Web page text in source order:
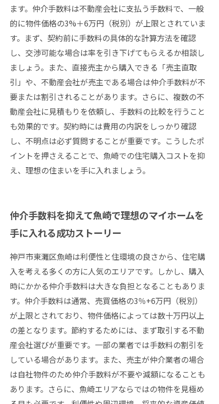
ます。仲介手数料は不動産会社に支払う手数料で、一般
的に物件価格の3%＋6万円（税別）が上限とされていま
す。まず、契約前に手数料の具体的な計算方法を確認
し、交渉可能な場合は率を引き下げてもらえるか相談し
ましょう。また、直接売主から購入できる「売主直取
引」や、不動産会社が売主である場合は仲介手数料が不
要または割引されることがあります。さらに、複数の不
動産会社に見積もりを依頼し、手数料の比較を行うこと
も効果的です。契約時には費用の内訳をしっかり確認
し、不明点は必ず質問することが重要です。こうしたポ
イントを押さえることで、魚崎での住宅購入コストを抑
え、理想の住まいを手に入れましょう。
仲介手数料を抑えて魚崎で理想のマイホームを
手に入れる成功ストーリー
神戸市東灘区魚崎は利便性と住環境の良さから、住宅購
入を考える多くの方に人気のエリアです。しかし、購入
時にかかる仲介手数料は大きな負担となることもありま
す。仲介手数料は通常、売買価格の3％+6万円（税別）
が上限とされており、物件価格によっては数十万円以上
の差となります。節約するためには、まず取引する不動
産会社選びが重要です。一部の業者では手数料の割引を
している場合があります。また、売主が仲介業者の場合
は自社物件のため仲介手数料が不要や減額になることも
あります。さらに、魚崎エリアならではの物件を見極め